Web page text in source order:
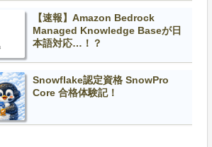
【速報】Amazon Bedrock
Managed Knowledge Baseが日
本語対応…！？
Snowflake認定資格 SnowPro
Core 合格体験記！